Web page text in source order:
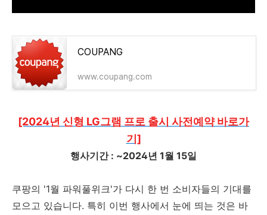
COUPANG
www.coupang.com
[2024년 신형 LG그램 프로 출시 사전예약 바로가
기]
행사기간 : ~2024년 1월 15일
쿠팡의 '1월 파워풀위크'가 다시 한 번 소비자들의 기대를
모으고 있습니다. 특히 이번 행사에서 눈에 띄는 것은 바